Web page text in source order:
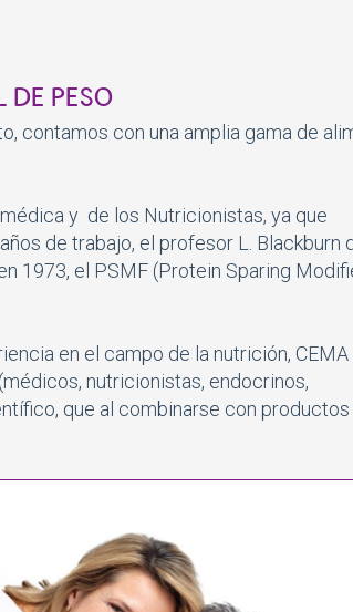
DE PESO
contamos con una amplia gama de
y de los Nutricionistas, ya que
de trabajo, el profesor L. Blackburn
1973, el PSMF (Protein Sparing
en el campo de la nutrición, CEMA
nutricionistas, endocrinos,
que al combinarse con